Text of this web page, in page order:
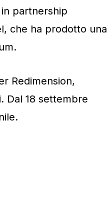
partnership
che ha prodotto una
Redimension,
Dal 18 settembre